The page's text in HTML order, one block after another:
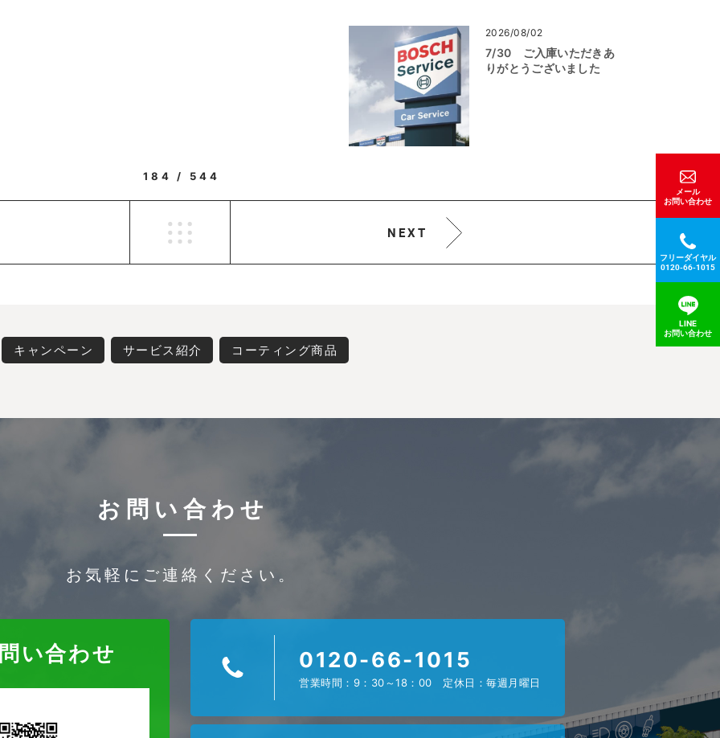
メール
お問い合わせ
フリーダイヤル
0120-66-1015
LINE
お問い合わせ
2026/08/02
7/30 ご入庫いただきあ
りがとうございました
184 / 544
NEXT
キャンペーン サービス紹介 コーティング商品
お問い合わせ
お気軽にご連絡ください。
い合わせ 0120-66-1015
営業時間：9：30～18：00 定休日：毎週月曜日